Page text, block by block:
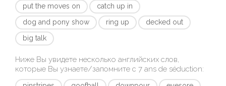
put the moves on
catch up in
dog and pony show
ring up
decked out
big talk
Ниже Вы увидете несколько английских слов,
которые Вы узнаете/запомните с 7 ans de séduction: